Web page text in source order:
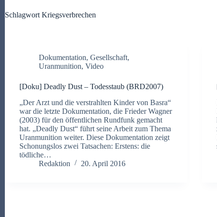
Schlagwort Kriegsverbrechen
Dokumentation, Gesellschaft,
Uranmunition, Video
[Doku] Deadly Dust – Todesstaub (BRD2007)
„Der Arzt und die verstrahlten Kinder von Basra“
war die letzte Dokumentation, die Frieder Wagner
(2003) für den öffentlichen Rundfunk gemacht
hat. „Deadly Dust“ führt seine Arbeit zum Thema
Uranmunition weiter. Diese Dokumentation zeigt
Schonungslos zwei Tatsachen: Erstens: die
tödliche…
Redaktion
20. April 2016